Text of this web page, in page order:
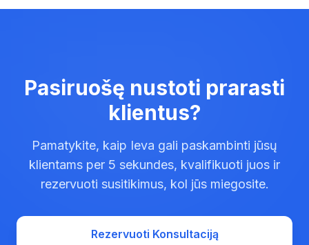
Pasiruošę nustoti prarasti
klientus?
Pamatykite, kaip Ieva gali paskambinti jūsų
klientams per 5 sekundes, kvalifikuoti juos ir
rezervuoti susitikimus, kol jūs miegosite.
Rezervuoti Konsultaciją